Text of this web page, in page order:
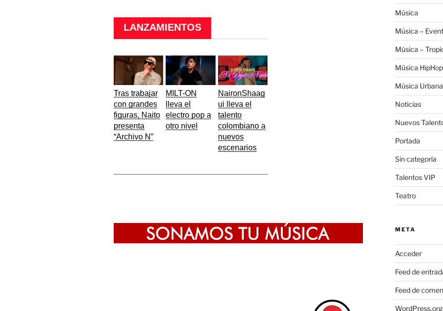
LANZAMIENTOS
Tras trabajar
con grandes
figuras, Naito
presenta
“Archivo N”
MILT-ON
lleva el
electro pop a
otro nivel
NaironShaag
ui lleva el
talento
colombiano a
nuevos
escenarios
Música
Música –
Música –
Música HipHop
Música Urbana
Noticias
Nuevos
Portada
Sin categoría
Talentos VIP
Teatro
META
Acceder
Feed de
Feed de
WordPress.org